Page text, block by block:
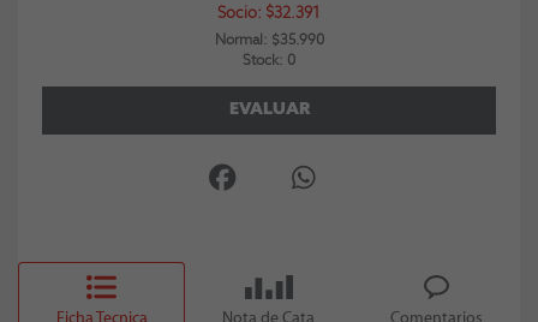
Socio: $32.391
Normal: $35.990
Stock: 0
EVALUAR
Ficha Tecnica Nota de Cata Comentarios